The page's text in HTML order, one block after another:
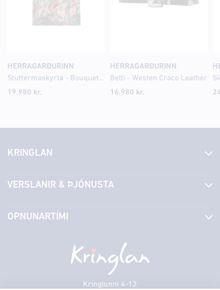
HERRAGARÐURINN
Stuttermaskyrta - Bouquet AOP
19.980 kr.
HERRAGARÐURINN
Belti - Westen Croco Leather
16.980 kr.
Kringlunni 4-12
KRINGLAN
Laus störf
Hafðu samband
Persónuverndarstefna
VERSLANIR & ÞJÓNUSTA
Borgarbókasafn
OPNUNARTÍMI